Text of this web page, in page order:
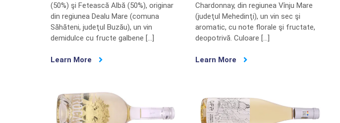
(50%) şi Fetească Albă (50%), originar
din regiunea Dealu Mare (comuna
Săhăteni, judeţul Buzău), un vin
demidulce cu fructe galbene […]
Learn More
Chardonnay, din regiunea Vînju Mare
(judeţul Mehedinţi), un vin sec şi
aromatic, cu note florale şi fructate,
deopotrivă. Culoare […]
Learn More